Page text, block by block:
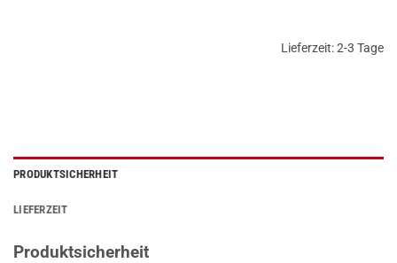
Lieferzeit:2-3 Tage
PRODUKTSICHERHEIT
LIEFERZEIT
Produktsicherheit